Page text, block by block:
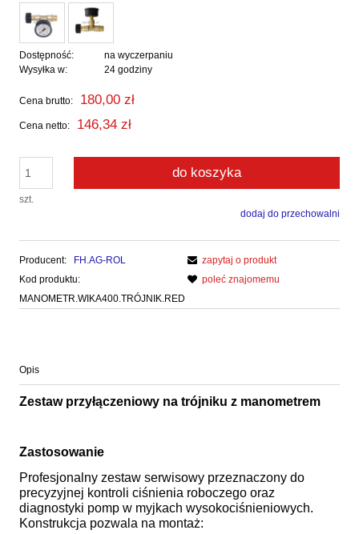
Dostępność:
na wyczerpaniu
Wysyłka w:
24 godziny
Cena brutto: 180,00 zł
Cena netto: 146,34 zł
szt.
do koszyka
dodaj do przechowalni
Producent:
FH.AG-ROL
Kod produktu:
MANOMETR.WIKA400.TRÓJNIK.RED
zapytaj o produkt
poleć znajomemu
Opis
Zestaw przyłączeniowy na trójniku z manometrem
Zastosowanie
Profesjonalny zestaw serwisowy przeznaczony do
precyzyjnej kontroli ciśnienia roboczego oraz
diagnostyki pomp w myjkach wysokociśnieniowych.
Konstrukcja pozwala na montaż: